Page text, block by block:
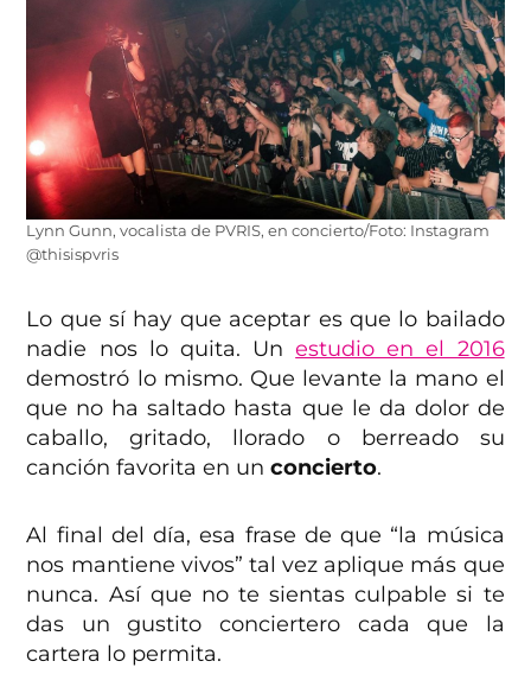
Lynn Gunn, vocalista de PVRIS, en concierto/Foto: Instagram
@thisispvris
Lo que sí hay que aceptar es que lo bailado
nadie nos lo quita. Unestudio en el 2016
demostró lo mismo. Que levante la mano el
que no ha saltado hasta que le da dolor de
caballo, gritado, llorado o berreado su
canción favorita en unconcierto.
Al final del día, esa frase de que “la música
nos mantiene vivos” tal vez aplique más que
nunca. Así que no te sientas culpable si te
das un gustito conciertero cada que la
cartera lo permita.